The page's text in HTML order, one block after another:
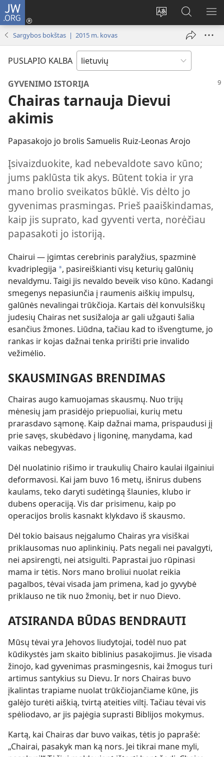
JW.ORG
Pakeisti
svetainės
Prisijungti
(atsiveria Paieška
svetainėje
JW.ORG
Sargybos bokštas | 2015 m. kovas
PUSLAPIO KALBA
GYVENIMO ISTORIJA
Chairas tarnauja Dievui
akimis
Papasakojo jo brolis Samuelis Ruiz-Leonas Arojo
Įsivaizduokite, kad nebevaldote savo kūno;
jums paklūsta tik akys. Būtent tokia ir yra
mano brolio sveikatos būklė. Vis dėlto jo
gyvenimas prasmingas. Prieš paaiškindamas,
kaip jis suprato, kad gyventi verta, norėčiau
papasakoti jo istoriją.
Chairui — įgimtas cerebrinis paralyžius, spazminė
kvadriplegija *, pasireiškianti visų keturių galūnių
nevaldymu. Taigi jis nevaldo beveik viso kūno. Kadangi
smegenys nepasiunčia į raumenis aiškių impulsų,
galūnės nevalingai trūkčioja. Kartais dėl konvulsiškų
judesių Chairas net susižaloja ar gali užgauti šalia
esančius žmones. Liūdna, tačiau kad to išvengtume, jo
rankas ir kojas dažnai tenka pririšti prie invalido
vežimėlio.
SKAUSMINGAS BRENDIMAS
Chairas augo kamuojamas skausmų. Nuo trijų
mėnesių jam prasidėjo priepuoliai, kurių metu
prarasdavo sąmonę. Kaip dažnai mama, prispaudusi jį
prie savęs, skubėdavo į ligoninę, manydama, kad
vaikas nebegyvas.
Dėl nuolatinio rišimo ir traukulių Chairo kaulai ilgainiui
deformavosi. Kai jam buvo 16 metų, išnirus dubens
kaulams, teko daryti sudėtingą šlaunies, klubo ir
dubens operaciją. Vis dar prisimenu, kaip po
operacijos brolis kasnakt klykdavo iš skausmo.
Dėl tokio baisaus neįgalumo Chairas yra visiškai
priklausomas nuo aplinkinių. Pats negali nei pavalgyti,
nei apsirengti, nei atsigulti. Paprastai juo rūpinasi
mama ir tėtis. Nors mano broliui nuolat reikia
pagalbos, tėvai visada jam primena, kad jo gyvybė
priklauso ne tik nuo žmonių, bet ir nuo Dievo.
ATSIRANDA BŪDAS BENDRAUTI
Mūsų tėvai yra Jehovos liudytojai, todėl nuo pat
kūdikystės jam skaito biblinius pasakojimus. Jie visada
žinojo, kad gyvenimas prasmingesnis, kai žmogus turi
artimus santykius su Dievu. Ir nors Chairas buvo
įkalintas trapiame nuolat trūkčiojančiame kūne, jis
galėjo turėti aiškią, tvirtą ateities viltį. Tačiau tėvai vis
spėliodavo, ar jis pajėgia suprasti Biblijos mokymus.
Kartą, kai Chairas dar buvo vaikas, tėtis jo paprašė:
„Chairai, pasakyk man ką nors. Jei tikrai mane myli,